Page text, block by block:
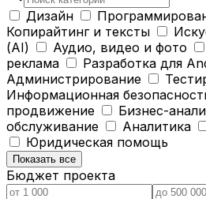
Дизайн
Копирайтинг и тексты
(AI)
Аудио, видео и фото
реклама
Разработка для
Администрирование
Информационная
продвижение
Бизнес-
обслуживание
Аналитика
Юридическая помощь
Показать все
Бюджет проекта